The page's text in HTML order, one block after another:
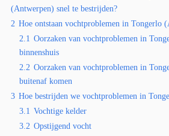
(Antwerpen) snel te bestrijden?
2 Hoe ontstaan vochtproblemen in Tongerlo
2.1 Oorzaken van vochtproblemen in
binnenshuis
2.2 Oorzaken van vochtproblemen in
buitenaf komen
3 Hoe bestrijden we vochtproblemen in
3.1 Vochtige kelder
3.2 Opstijgend vocht